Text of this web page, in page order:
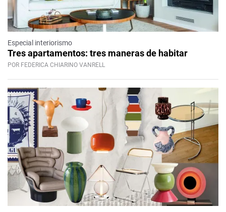
Especial interiorismo
Tres apartamentos: tres maneras de habitar
POR FEDERICA CHIARINO VANRELL